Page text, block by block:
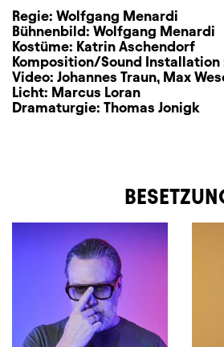
Regie: Wolfgang Menardi
Bühnenbild: Wolfgang Menardi
Kostüme: Katrin Aschendorf
Komposition/Sound Installation
Video: Johannes Traun, Max
Licht: Marcus Loran
Dramaturgie: Thomas Jonigk